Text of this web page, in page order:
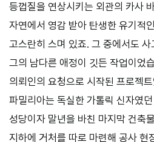
등껍질을 연상시키는 외관의 카사
자연에서 영감 받아 탄생한 유기적
고스란히 스며 있죠. 그 중에서도
그의 남다른 애정이 깃든 작업이었
의뢰인의 요청으로 시작된 프로젝
파밀리아는 독실한 가톨릭 신자였
성당이자 말년을 바친 마지막 건축
지하에 거처를 따로 마련해 공사 현